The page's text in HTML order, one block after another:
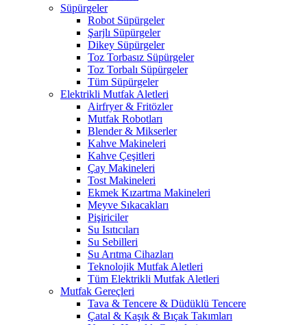
Süpürgeler
Robot Süpürgeler
Şarjlı Süpürgeler
Dikey Süpürgeler
Toz Torbasız Süpürgeler
Toz Torbalı Süpürgeler
Tüm Süpürgeler
Elektrikli Mutfak Aletleri
Airfryer & Fritözler
Mutfak Robotları
Blender & Mikserler
Kahve Makineleri
Kahve Çeşitleri
Çay Makineleri
Tost Makineleri
Ekmek Kızartma Makineleri
Meyve Sıkacakları
Pişiriciler
Su Isıtıcıları
Su Sebilleri
Su Arıtma Cihazları
Teknolojik Mutfak Aletleri
Tüm Elektrikli Mutfak Aletleri
Mutfak Gereçleri
Tava & Tencere & Düdüklü Tencere
Çatal & Kaşık & Bıçak Takımları